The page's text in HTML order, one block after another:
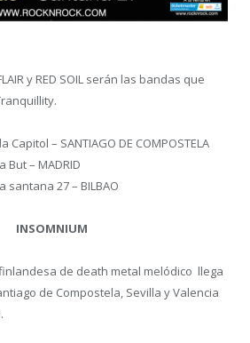
y RED SOIL serán las bandas que
Capitol – SANTIAGO DE COMPOSTELA
But – MADRID
santana 27 – BILBAO
INSOMNIUM
de death metal melódico llega
de Compostela, Sevilla y Valencia